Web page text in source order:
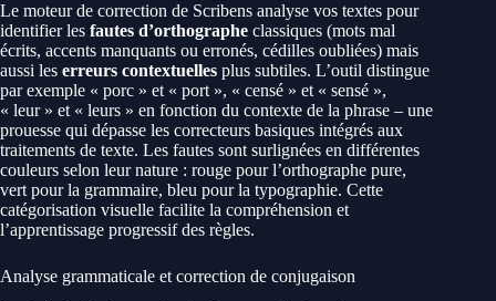
Le moteur de correction de Scribens analyse vos textes pour
identifier les fautes d’orthographe classiques (mots mal
écrits, accents manquants ou erronés, cédilles oubliées) mais
aussi les erreurs contextuelles plus subtiles. L’outil distingue
par exemple « porc » et « port », « censé » et « sensé »,
« leur » et « leurs » en fonction du contexte de la phrase – une
prouesse qui dépasse les correcteurs basiques intégrés aux
traitements de texte. Les fautes sont surlignées en différentes
couleurs selon leur nature : rouge pour l’orthographe pure,
vert pour la grammaire, bleu pour la typographie. Cette
catégorisation visuelle facilite la compréhension et
l’apprentissage progressif des règles.
Analyse grammaticale et correction de conjugaison